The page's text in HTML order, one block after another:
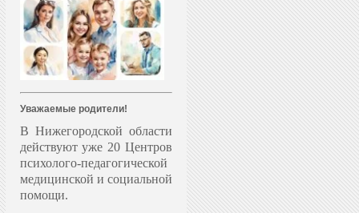
Уважаемые родители!
В Нижегородской области
действуют уже 20 Центров
психолого-педагогической
медицинской и социальной
помощи.